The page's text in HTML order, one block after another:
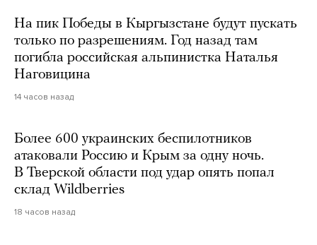
На пик Победы в Кыргызстане будут пускать
только по разрешениям. Год назад там
погибла российская альпинистка Наталья
Наговицина
14 часов назад
Более 600 украинских беспилотников
атаковали Россию и Крым за одну ночь.
В Тверской области под удар опять попал
склад Wildberries
18 часов назад